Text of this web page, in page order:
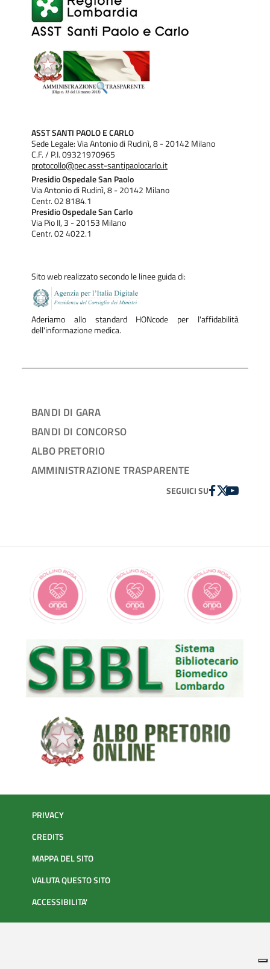
ASST SANTI PAOLO E CARLO
Sede Legale: Via Antonio di Rudinì, 8 - 20142 Milano
C.F. / P.I. 09321970965
protocollo@pec.asst-santipaolocarlo.it
Presidio Ospedale San Paolo
Via Antonio di Rudinì, 8 - 20142 Milano
Centr. 02 8184.1
Presidio Ospedale San Carlo
Via Pio II, 3 - 20153 Milano
Centr. 02 4022.1
Sito web realizzato secondo le linee guida di:
Aderiamo allo standard HONcode per l'affidabilità
dell'informazione medica.
BANDI DI GARA
BANDI DI CONCORSO
ALBO PRETORIO
AMMINISTRAZIONE TRASPARENTE
SEGUICI SUFACEBOOK
TWITTER
YOUTUBE
PRIVACY
CREDITS
MAPPA DEL SITO
VALUTA QUESTO SITO
ACCESSIBILITA'